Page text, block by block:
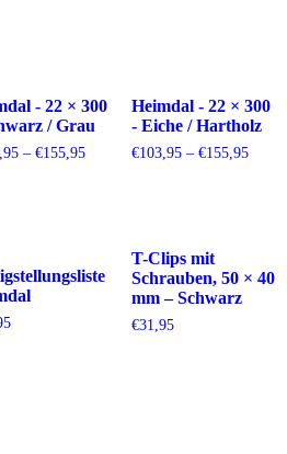
- 22 × 300
/ Grau
–€155,95Preisspanne:
Heimdal - 22 × 300
- Eiche / Hartholz
€103,95 –€155,95
T-Clips mit
Schrauben, 50 × 40
mm – Schwarz
€31,95